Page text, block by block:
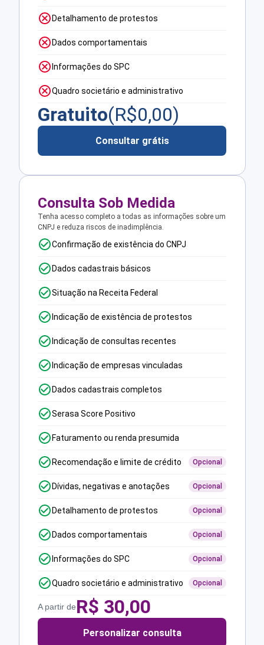
Detalhamento de protestos
Dados comportamentais
Informações do SPC
Quadro societário e administrativo
Gratuito(R$0,00)
Consultar grátis
Consulta Sob Medida
Tenha acesso completo a todas as informações sobre um
CNPJ e reduza riscos de inadimplência.
Confirmação de existência do CNPJ
Dados cadastrais básicos
Situação na Receita Federal
Indicação de existência de protestos
Indicação de consultas recentes
Indicação de empresas vinculadas
Dados cadastrais completos
Serasa Score Positivo
Faturamento ou renda presumida
Recomendação e limite de crédito Opcional
Dívidas, negativas e anotações Opcional
Detalhamento de protestos Opcional
Dados comportamentais Opcional
Informações do SPC Opcional
Quadro societário e administrativo Opcional
A partir deR$ 30,00
Personalizar consulta